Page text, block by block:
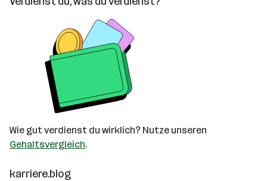
Wie gut verdienst du wirklich? Nutze unseren
Gehaltsvergleich.
karriere.blog